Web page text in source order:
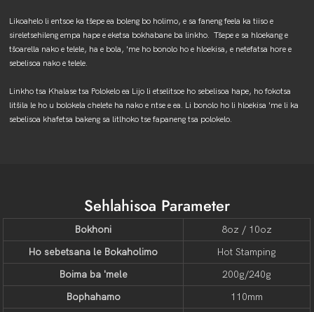
Likoahelo li entsoe ka tšepe ea boleng bo holimo, e sa faneng feela ka tiiso e
sireletsehileng empa hape e eketsa bokhabane ba linkho. Tšepe e sa hloekang e
tšoarella nako e telele, ha e bola, 'me ho bonolo ho e hloekisa, e netefatsa hore e
sebelisoa nako e telele.
Linkho tsa Khalase tsa Polokelo ea Lijo li etselitsoe ho sebelisoa hape, ho fokotsa
litšila le ho u bolokela chelete ha nako e ntse e ea. Li bonolo ho li hloekisa 'me li ka
sebelisoa khafetsa bakeng sa litlhoko tse fapaneng tsa polokelo.
Sehlahisoa Parameter
Bokhoni
8oz / 10oz
Ho sebetsana le Bokaholimo
Hot Stamping
Boima ba 'mele
200g/240g
Bophahamo
110mm